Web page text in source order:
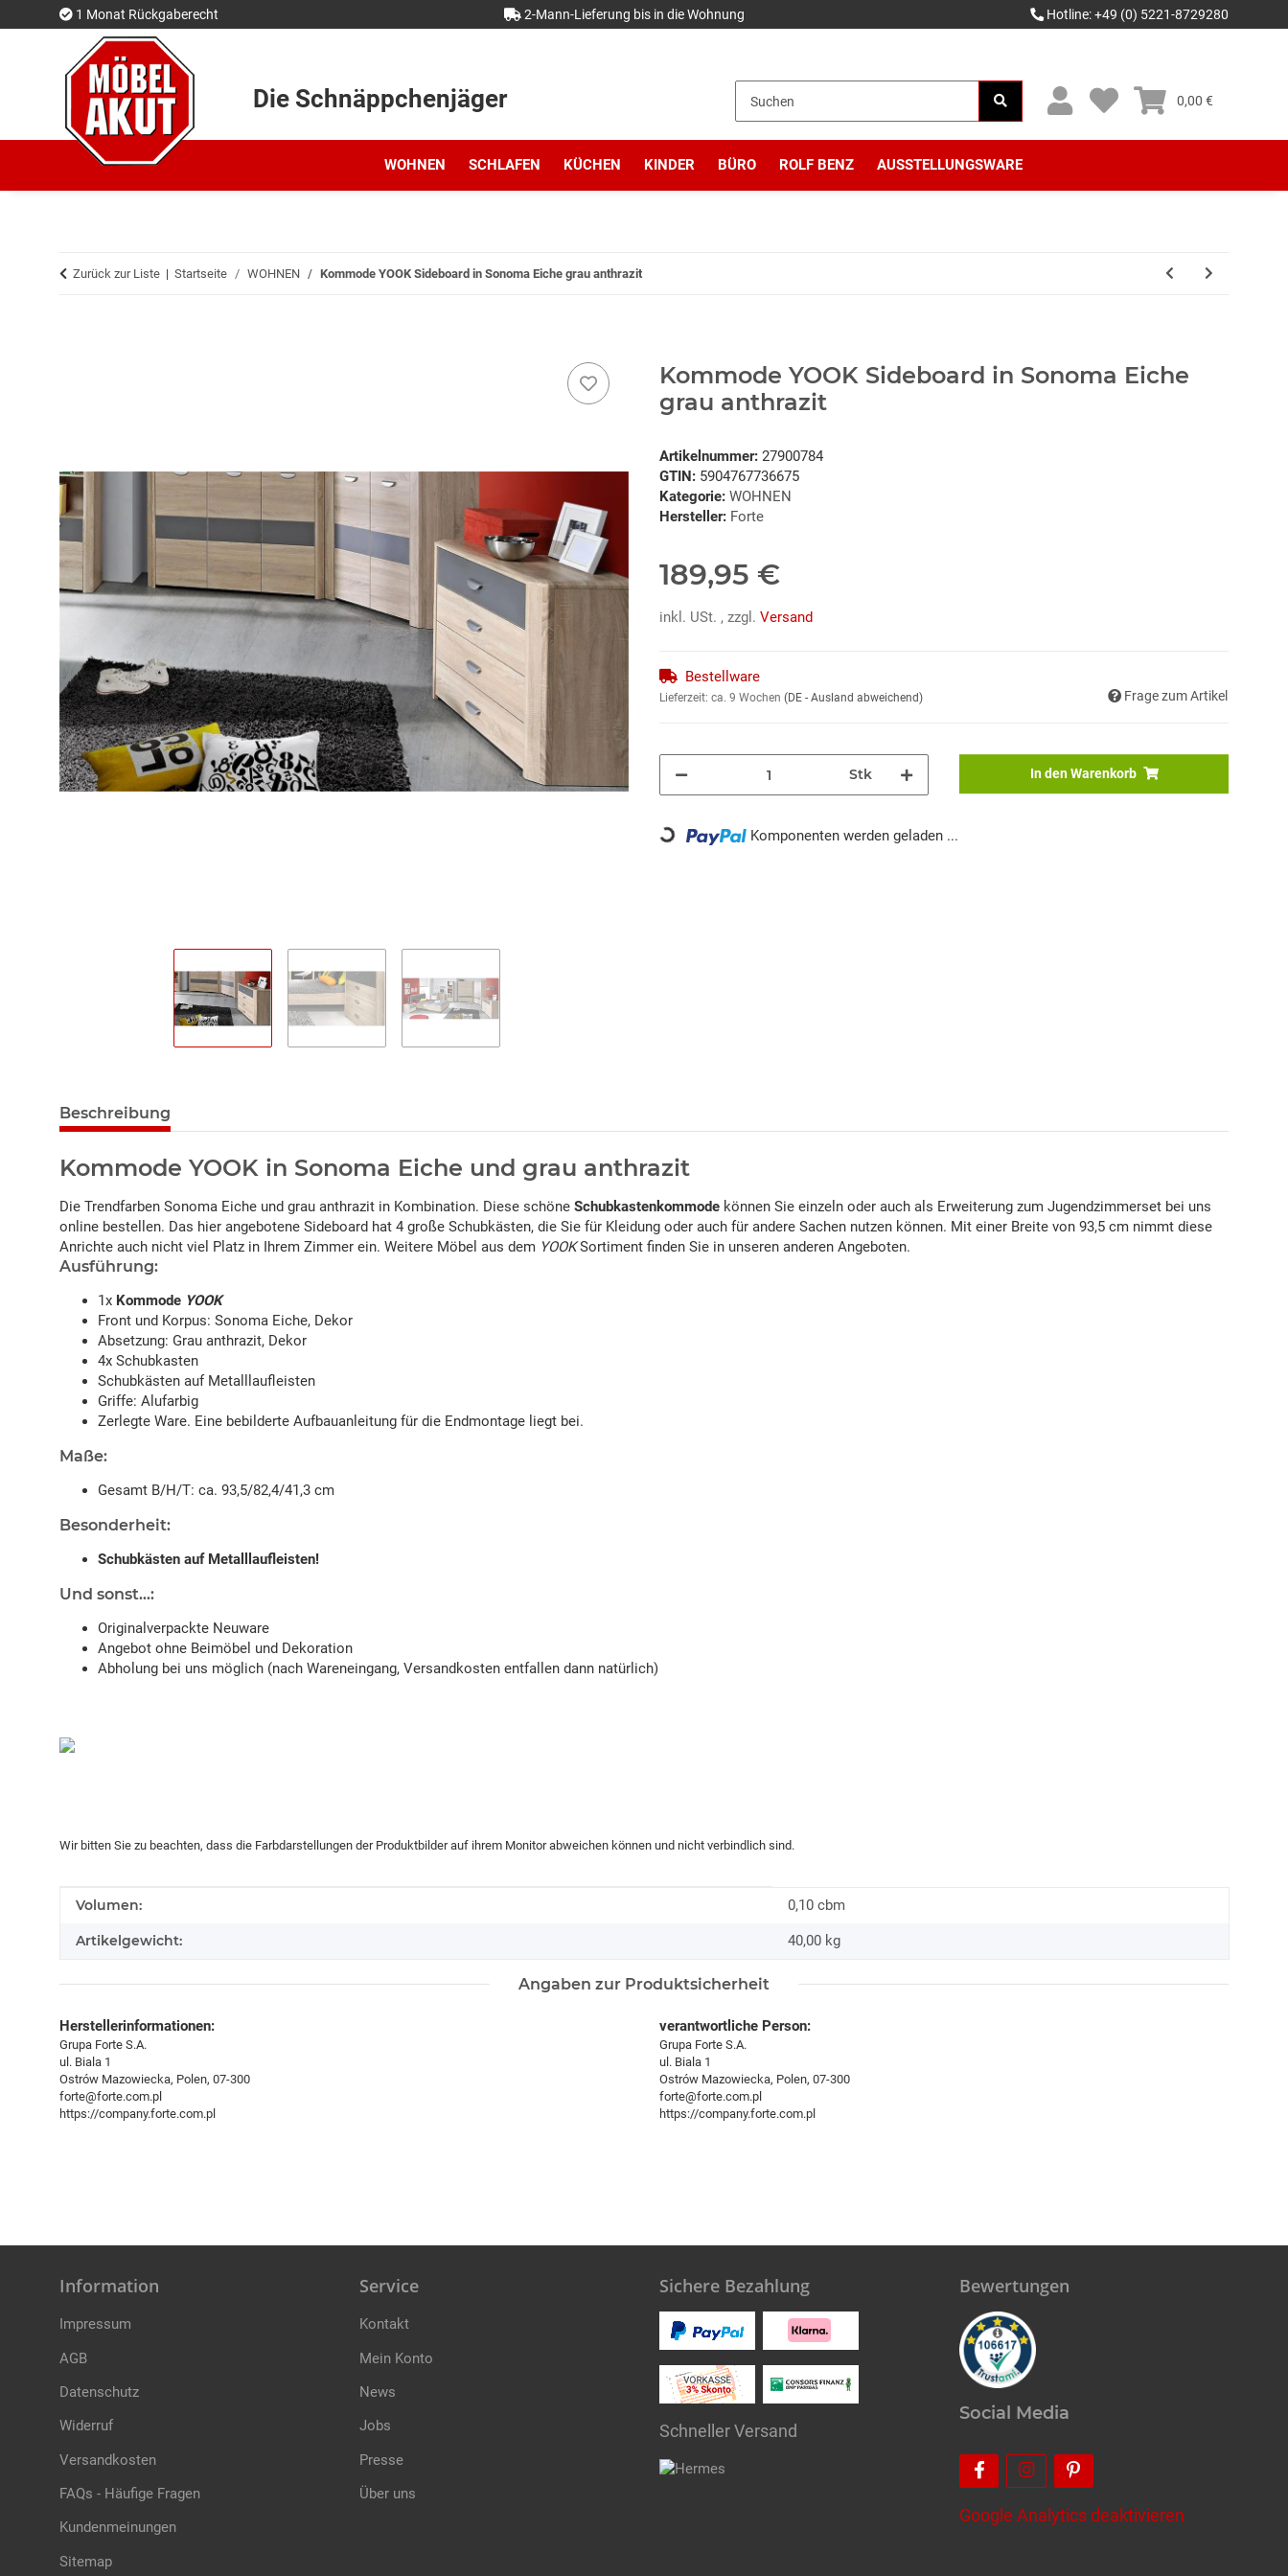
1 Monat Rückgaberecht 2-Mann-Lieferung bis in die Wohnung Hotline: +49 (0) 5221-8729280
Die Schnäppchenjäger 0,00 €
WOHNEN SCHLAFEN KÜCHEN KINDER BÜRO ROLF BENZ AUSSTELLUNGSWARE
Zurück zur Liste Startseite WOHNEN Kommode YOOK Sideboard in Sonoma Eiche grau anthrazit
Kommode YOOK Sideboard in Sonoma Eiche
grau anthrazit
Artikelnummer: 27900784
GTIN: 5904767736675
Kategorie: WOHNEN
Hersteller: Forte
189,95 €
inkl. USt. , zzgl. Versand
Bestellware
Lieferzeit: ca. 9 Wochen (DE - Ausland abweichend) Frage zum Artikel
Stk In den Warenkorb
Loading... Komponenten werden geladen ...
Beschreibung
Kommode YOOK in Sonoma Eiche und grau anthrazit
Die Trendfarben Sonoma Eiche und grau anthrazit in Kombination. Diese schöne Schubkastenkommode können Sie einzeln oder auch als Erweiterung zum Jugendzimmerset bei uns
online bestellen. Das hier angebotene Sideboard hat 4 große Schubkästen, die Sie für Kleidung oder auch für andere Sachen nutzen können. Mit einer Breite von 93,5 cm nimmt diese
Anrichte auch nicht viel Platz in Ihrem Zimmer ein. Weitere Möbel aus dem YOOKSortiment finden Sie in unseren anderen Angeboten.
Ausführung:
1x Kommode YOOK
Front und Korpus: Sonoma Eiche, Dekor
Absetzung: Grau anthrazit, Dekor
4x Schubkasten
Schubkästen auf Metalllaufleisten
Griffe: Alufarbig
Zerlegte Ware. Eine bebilderte Aufbauanleitung für die Endmontage liegt bei.
Maße:
Gesamt B/H/T: ca. 93,5/82,4/41,3 cm
Besonderheit:
Schubkästen auf Metalllaufleisten!
Und sonst...:
Originalverpackte Neuware
Angebot ohne Beimöbel und Dekoration
Abholung bei uns möglich (nach Wareneingang, Versandkosten entfallen dann natürlich)
Wir bitten Sie zu beachten, dass die Farbdarstellungen der Produktbilder auf ihrem Monitor abweichen können und nicht verbindlich sind.
Produkteigenschaft
Wert
Volumen: 0,10 cbm
Artikelgewicht: 40,00 kg
Angaben zur Produktsicherheit
Herstellerinformationen:
Grupa Forte S.A.
ul. Biala 1
Ostrów Mazowiecka, Polen, 07-300
forte@forte.com.pl
https://company.forte.com.pl
verantwortliche Person:
Grupa Forte S.A.
ul. Biala 1
Ostrów Mazowiecka, Polen, 07-300
forte@forte.com.pl
https://company.forte.com.pl
Information
Impressum
AGB
Datenschutz
Widerruf
Versandkosten
FAQs - Häufige Fragen
Kundenmeinungen
Sitemap
Service
Kontakt
Mein Konto
News
Jobs
Presse
Über uns
Sichere Bezahlung
Schneller Versand
Bewertungen
Social Media
Google Analytics deaktivieren